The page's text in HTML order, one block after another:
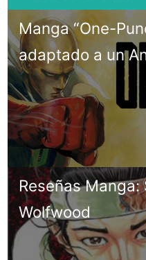
Manga “One-
adaptado a un
Reseñas
Wolfwood